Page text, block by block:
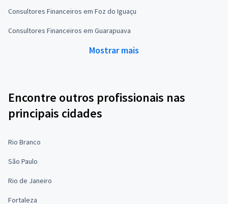
Consultores Financeiros em Foz do Iguaçu
Consultores Financeiros em Guarapuava
Mostrar mais
Encontre outros profissionais nas
principais cidades
Rio Branco
São Paulo
Rio de Janeiro
Fortaleza